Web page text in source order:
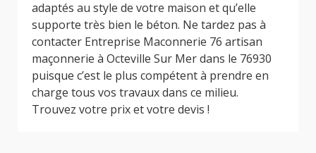
adaptés au style de votre maison et qu’elle
supporte très bien le béton. Ne tardez pas à
contacter Entreprise Maconnerie 76 artisan
maçonnerie à Octeville Sur Mer dans le 76930
puisque c’est le plus compétent à prendre en
charge tous vos travaux dans ce milieu.
Trouvez votre prix et votre devis !